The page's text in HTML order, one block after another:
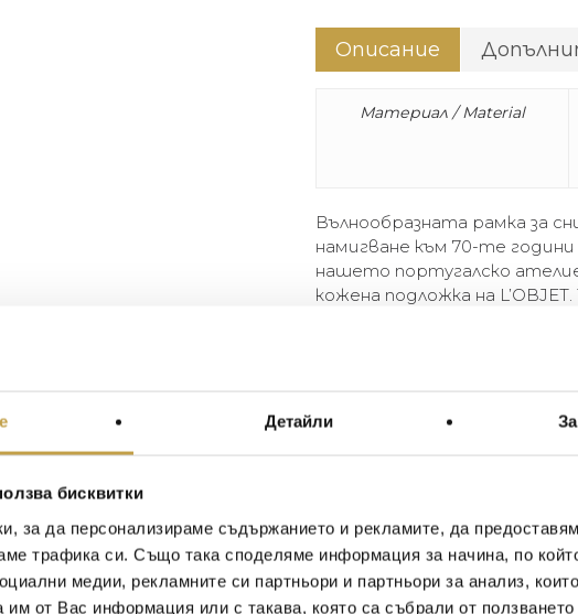
Детайли
бисквитки
за да персонализираме съдържанието и рекламите, да
трафика си. Също така споделяме информация за начина, по
медии, рекламните си партньори и партньори за анализ,
им от Вас информация или с такава, която са събрали от
Описание
Материал / Material
Вълнообразната рамка за
намигване към 70-те
нашето португалско
кожена подложка на
подарък или за добавяне
The Ripple Frame is a
edge. Assembled in our
with L’OBJET’s signature
Иван Иванов
2020-05-20